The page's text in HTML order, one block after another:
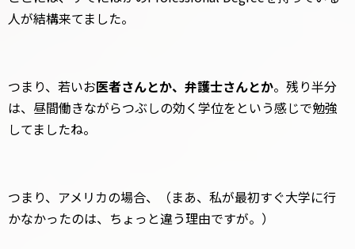
人が結構来てました。
つまり、若いお医者さんとか、弁護士さんとか。残り半分
は、昼間働きながらつぶしの効く学位をという感じで勉強
してましたね。
つまり、アメリカの場合、（まあ、私が最初すぐ大学に行
かなかったのは、ちょっと違う理由ですが。）